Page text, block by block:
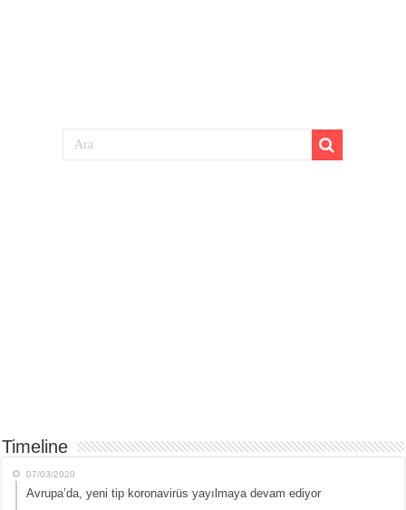
Timeline
07/03/2020
Avrupa’da, yeni tip koronavirüs yayılmaya devam ediyor